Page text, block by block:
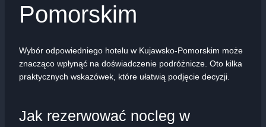
Pomorskim
Wybór odpowiedniego hotelu w Kujawsko-Pomorskim może
znacząco wpłynąć na doświadczenie podróżnicze. Oto kilka
praktycznych wskazówek, które ułatwią podjęcie decyzji.
Jak rezerwować nocleg w